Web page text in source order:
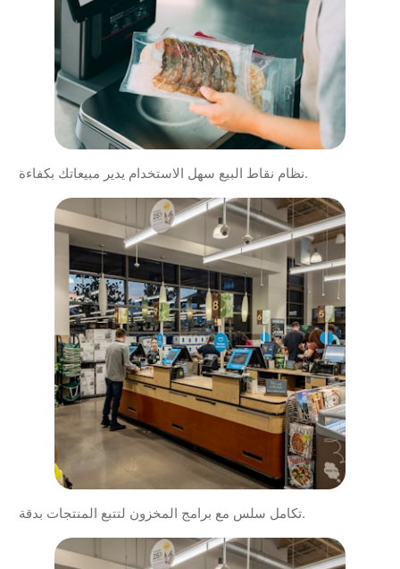
نظام نقاط البيع سهل الاستخدام يدير مبيعاتك بكفاءة.
تكامل سلس مع برامج المخزون لتتبع المنتجات بدقة.